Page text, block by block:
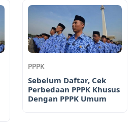
PPPK
Sebelum Daftar, Cek
Perbedaan PPPK Khusus
Dengan PPPK Umum